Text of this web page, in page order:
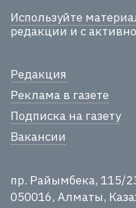
Используйте
редакции и с
Редакция
Реклама в газете
Подписка на газету
Вакансии
пр. Райымбека, 115/
050016, Алматы,